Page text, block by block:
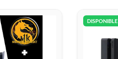
DISPONIBLE